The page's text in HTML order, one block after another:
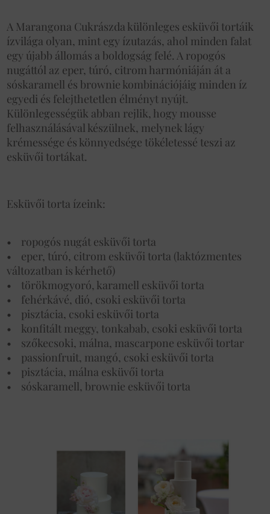
A Marangona Cukrászda különleges esküvői tortáik
ízvilága olyan, mint egy ízutazás, ahol minden falat
egy újabb állomás a boldogság felé. A ropogós
nugáttól az eper, túró, citrom harmóniáján át a
sóskaramell és brownie kombinációjáig minden íz
egyedi és felejthetetlen élményt nyújt.
Különlegességük abban rejlik, hogy mousse
felhasználásával készülnek, melynek lágy
krémessége és könnyedsége tökéletessé teszi az
esküvői tortákat.
Esküvői torta ízeink:
• ropogós nugát esküvői torta
• eper, túró, citrom esküvői torta (laktózmentes
változatban is kérhető)
• törökmogyoró, karamell esküvői torta
• fehérkávé, dió, csoki esküvői torta
• pisztácia, csoki esküvői torta
• konfitált meggy, tonkabab, csoki esküvői torta
• szőkecsoki, málna, mascarpone esküvői tortar
• passionfruit, mangó, csoki esküvői torta
• pisztácia, málna esküvői torta
• sóskaramell, brownie esküvői torta